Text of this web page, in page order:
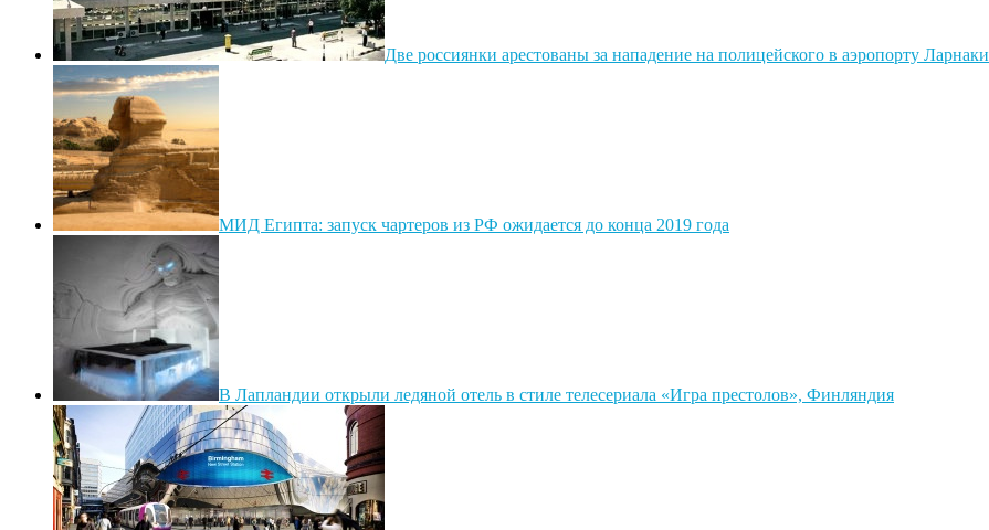
Две россиянки арестованы за нападение на полицейского в аэропорту Ларнаки
МИД Египта: запуск чартеров из РФ ожидается до конца 2019 года
В Лапландии открыли ледяной отель в стиле телесериала «Игра престолов», Финляндия